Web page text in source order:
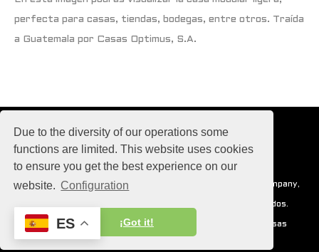
Due to the diversity of our operations some
functions are limited. This website uses cookies
to ensure you get the best experience on our
website. Configuration
¡Got it!
perfecta para casas, tiendas, bodegas, entre otros. Traída
a Guatemala por Casas Optimus, S.A.
Con pasión para el universo, Casas Optimus, Operating Company,
S.A. 2017-2030 © copyright todos los derechos reservados.
Para poder apreciar al máximo el universo mágico de Casas
ES